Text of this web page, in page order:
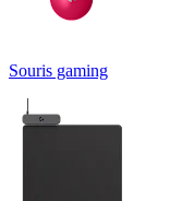
Souris gaming